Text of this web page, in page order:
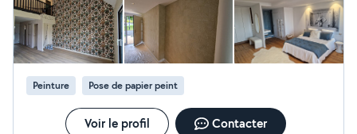
Peinture Pose de papier peint
Voir le profil Contacter